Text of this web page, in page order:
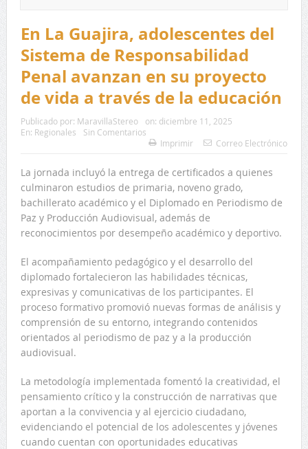
En La Guajira, adolescentes del
Sistema de Responsabilidad
Penal avanzan en su proyecto
de vida a través de la educación
Publicado por: MaravillaStereo on: diciembre 11, 2025
En: Regionales
Sin Comentarios
Imprimir
Correo Electrónico
La jornada incluyó la entrega de certificados a quienes
culminaron estudios de primaria, noveno grado,
bachillerato académico y el Diplomado en Periodismo de
Paz y Producción Audiovisual, además de
reconocimientos por desempeño académico y deportivo.
El acompañamiento pedagógico y el desarrollo del
diplomado fortalecieron las habilidades técnicas,
expresivas y comunicativas de los participantes. El
proceso formativo promovió nuevas formas de análisis y
comprensión de su entorno, integrando contenidos
orientados al periodismo de paz y a la producción
audiovisual.
La metodología implementada fomentó la creatividad, el
pensamiento crítico y la construcción de narrativas que
aportan a la convivencia y al ejercicio ciudadano,
evidenciando el potencial de los adolescentes y jóvenes
cuando cuentan con oportunidades educativas